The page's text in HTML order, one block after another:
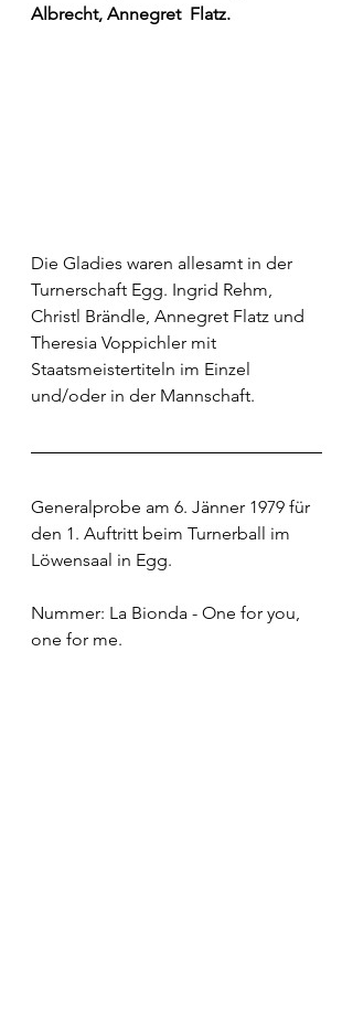
Albrecht, Annegret  Flatz.
Die Gladies waren allesamt in der
Turnerschaft Egg. Ingrid Rehm,
Christl Brändle, Annegret Flatz und
Theresia Voppichler mit
Staatsmeistertiteln im Einzel
und/oder in der Mannschaft.
Generalprobe am 6. Jänner 1979 für
den 1. Auftritt beim Turnerball im
Löwensaal in Egg.
Nummer: La Bionda - One for you,
one for me.